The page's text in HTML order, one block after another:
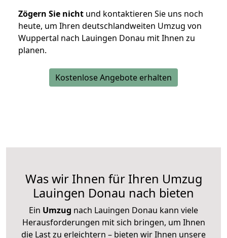
Zögern Sie nicht und kontaktieren Sie uns noch
heute, um Ihren deutschlandweiten Umzug von
Wuppertal nach Lauingen Donau mit Ihnen zu
planen.
Kostenlose Angebote erhalten
Was wir Ihnen für Ihren Umzug
Lauingen Donau nach bieten
Ein Umzug nach Lauingen Donau kann viele
Herausforderungen mit sich bringen, um Ihnen
die Last zu erleichtern – bieten wir Ihnen unsere